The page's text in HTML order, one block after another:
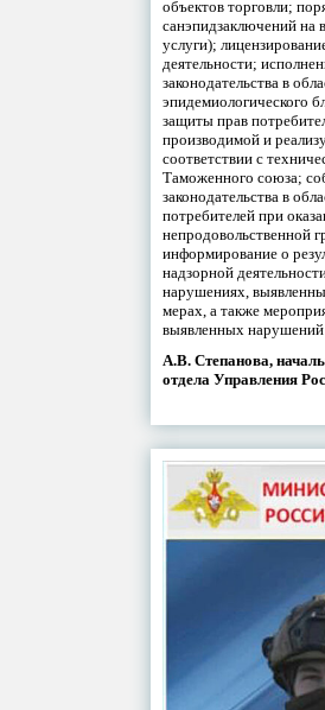
объектов торговли;
санэпидзаключений на
услуги);
деятельности;
законодательства в
эпидемиологического
защиты прав
производимой и
соответствии с
Таможенного союза;
законодательства в
потребителей при
непродовольственной
информирование о
надзорной
нарушениях,
мерах, а также
выявленных нарушений
А.В. Степанова,
отдела Управления